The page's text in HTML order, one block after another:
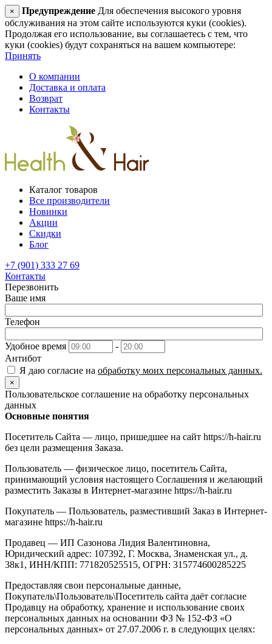
× Предупреждение Для обеспечения высокого уровня
обслуживания на этом сайте используются куки (cookies).
Продолжая его использование, вы соглашаетесь с тем, что
куки (cookies) будут сохраняться на вашем компьютере:
Принять
О компании
Доставка и оплата
Возврат
Контакты
Каталог товаров
Все производители
Новинки
Акции
Скидки
Блог
+7 (901) 333 27 69
Контакты
Перезвонить
Ваше имя
Телефон
Удобное время
-
Антибот
Я даю согласие на обработку моих персональных данных.
×
Пользовательское соглашение на обработку персональных
данных
Основные понятия
Посетитель Сайта — лицо, пришедшее на сайт https://h-hair.ru
без цели размещения Заказа.
Пользователь — физическое лицо, посетитель Сайта,
принимающий условия настоящего Соглашения и желающий
разместить Заказы в Интернет-магазине https://h-hair.ru
Покупатель — Пользователь, разместивший Заказ в Интернет-
магазине https://h-hair.ru
Продавец — ИП Сазонова Лидия Валентиновна,
Юридический адрес: 107392, Г. Москва, Знаменская ул., д.
38к1, ИНН/КПП: 771820525515, ОГРН: 315774600285225
Предоставляя свои персональные данные,
Покупатель\Пользователь\Посетитель сайта даёт согласие
Продавцу на обработку, хранение и использование своих
персональных данных на основании ФЗ № 152-ФЗ «О
персональных данных» от 27.07.2006 г. в следующих целях: